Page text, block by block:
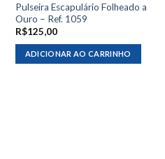
Pulseira Escapulário Folheado a
Ouro – Ref. 1059
R$125,00
ADICIONAR AO CARRINHO